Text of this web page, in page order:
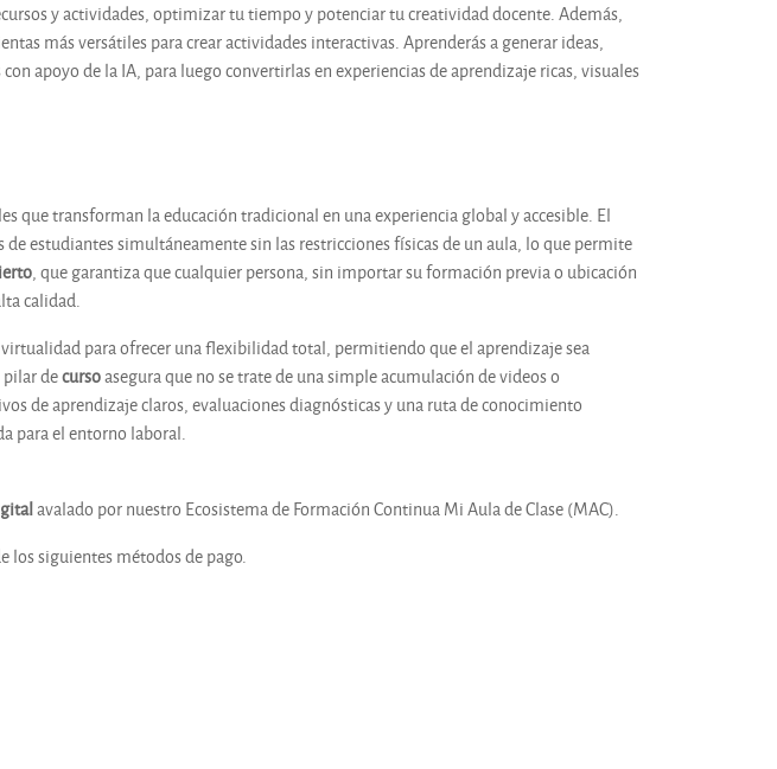
y actividades, optimizar tu tiempo y potenciar tu creatividad docente. Además,
más versátiles para crear actividades interactivas. Aprenderás a generar ideas,
apoyo de la IA, para luego convertirlas en experiencias de aprendizaje ricas, visuales
que transforman la educación tradicional en una experiencia global y accesible. El
de estudiantes simultáneamente sin las restricciones físicas de un aula, lo que permite
, que garantiza que cualquier persona, sin importar su formación previa o ubicación
calidad.
para ofrecer una flexibilidad total, permitiendo que el aprendizaje sea
decursoasegura que no se trate de una simple acumulación de videos o
de aprendizaje claros, evaluaciones diagnósticas y una ruta de conocimiento
para el entorno laboral.
avalado por nuestro Ecosistema de Formación Continua Mi Aula de Clase (MAC).
los siguientes métodos de pago.